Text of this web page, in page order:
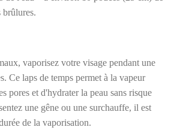
brûlures.
vaporisez votre visage pendant une
Ce laps de temps permet à la vapeur
pores et d'hydrater la peau sans risque
une gêne ou une surchauffe, il est
de la vaporisation.